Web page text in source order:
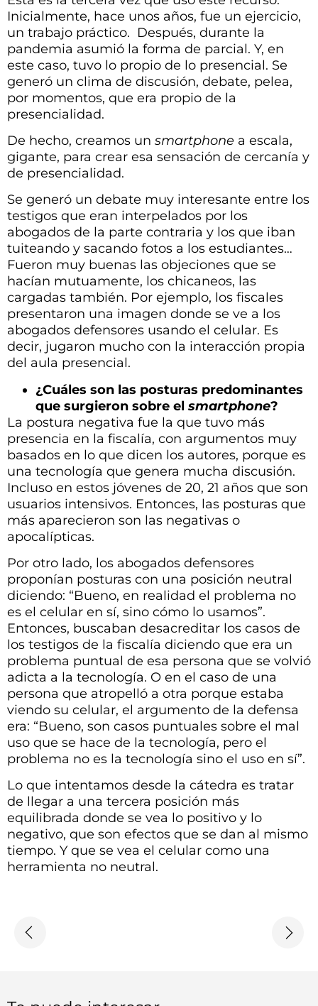
Inicialmente, hace unos años, fue un ejercicio,
un trabajo práctico. Después, durante la
pandemia asumió la forma de parcial. Y, en
este caso, tuvo lo propio de lo presencial. Se
generó un clima de discusión, debate, pelea,
por momentos, que era propio de la
presencialidad.
De hecho, creamos un smartphone a escala,
gigante, para crear esa sensación de cercanía y
de presencialidad.
Se generó un debate muy interesante entre los
testigos que eran interpelados por los
abogados de la parte contraria y los que iban
tuiteando y sacando fotos a los estudiantes…
Fueron muy buenas las objeciones que se
hacían mutuamente, los chicaneos, las
cargadas también. Por ejemplo, los fiscales
presentaron una imagen donde se ve a los
abogados defensores usando el celular. Es
decir, jugaron mucho con la interacción propia
del aula presencial.
¿Cuáles son las posturas predominantes
que surgieron sobre el smartphone?
La postura negativa fue la que tuvo más
presencia en la fiscalía, con argumentos muy
basados en lo que dicen los autores, porque es
una tecnología que genera mucha discusión.
Incluso en estos jóvenes de 20, 21 años que son
usuarios intensivos. Entonces, las posturas que
más aparecieron son las negativas o
apocalípticas.
Por otro lado, los abogados defensores
proponían posturas con una posición neutral
diciendo: “Bueno, en realidad el problema no
es el celular en sí, sino cómo lo usamos”.
Entonces, buscaban desacreditar los casos de
los testigos de la fiscalía diciendo que era un
problema puntual de esa persona que se volvió
adicta a la tecnología. O en el caso de una
persona que atropelló a otra porque estaba
viendo su celular, el argumento de la defensa
era: “Bueno, son casos puntuales sobre el mal
uso que se hace de la tecnología, pero el
problema no es la tecnología sino el uso en sí”.
Lo que intentamos desde la cátedra es tratar
de llegar a una tercera posición más
equilibrada donde se vea lo positivo y lo
negativo, que son efectos que se dan al mismo
tiempo. Y que se vea el celular como una
herramienta no neutral.